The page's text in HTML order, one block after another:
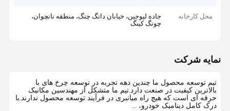
محل کارخانه
جاده لیوجین، خیابان دانگ چنگ، منطقه نانچوان،
چونگ کینگ
نمایه شرکت
تیم توسعه محصول ما چندین دهه تجربه در توسعه چرخ های با
بالاترین کیفیت در صنعت دارد.تیم ما متشکل از مهندسین مکانیک
حرفه ای است که هیچ راه میانبری در فرآیند توسعه محصول ندارند.با
درک کامل دینامیک خودرو، ...